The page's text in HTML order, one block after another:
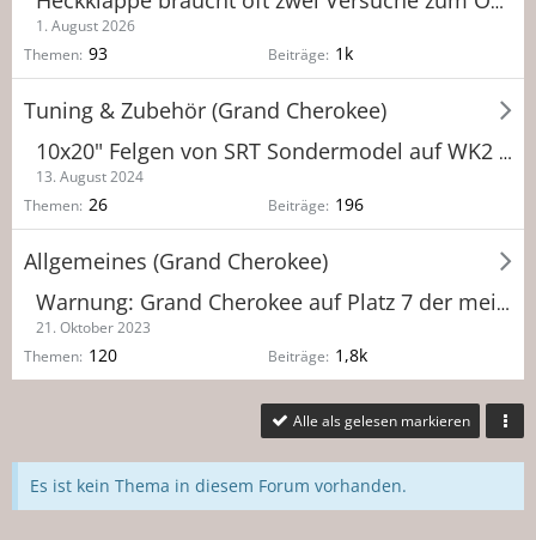
Themen 93 Beiträge 1k
1. August 2026
Tuning & Zubehör (Grand Cherokee)
Themen 26 Beiträge 196
10x20" Felgen von SRT Sondermodel auf WK2 Eintragung
13. August 2024
Allgemeines (Grand Cherokee)
Themen 120 Beiträge 1,8k
Warnung: Grand Cherokee auf Platz 7 der meistgestohlenen PKW in Deutschland
21. Oktober 2023
Alle als gelesen markieren
Es ist kein Thema in diesem Forum vorhanden.